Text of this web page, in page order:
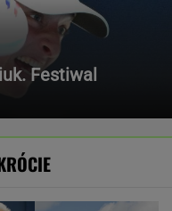
Festiwal